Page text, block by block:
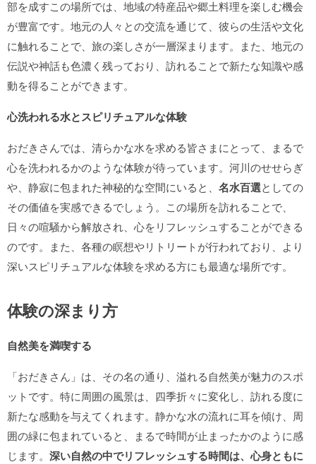
部を成すこの場所では、地域の特産品や郷土料理を楽しむ機会
が豊富です。地元の人々との交流を通じて、彼らの生活や文化
に触れることで、旅の楽しさが一層深まります。また、地元の
伝説や神話も色濃く残っており、訪れることで新たな知識や感
動を得ることができます。
心洗われる水とスピリチュアルな体験
おだきさんでは、清らかな水を求める皆さまにとって、まるで
心を洗われるかのような体験が待っています。河川のせせらぎ
や、静寂に包まれた神秘的な空間にいると、 名水百選としての
その価値を実感できるでしょう。この場所を訪れることで、
日々の喧騒から解放され、心をリフレッシュすることができる
のです。また、各種の瞑想やリトリートが行われており、より
深いスピリチュアルな体験を求める方にも最適な場所です。
体験の深まり方
自然美を満喫する
「おだきさん」は、その名の通り、溢れる自然美が魅力のスポ
ットです。特に周囲の風景は、四季折々に変化し、訪れる度に
新たな感動を与えてくれます。静かな水の流れに耳を傾け、周
囲の緑に包まれていると、まるで時間が止まったかのように感
じます。 深い自然の中でリフレッシュする時間は、心身ともに